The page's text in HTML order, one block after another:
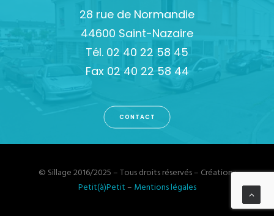
28 rue de Normandie
44600 Saint-Nazaire
Tél. 02 40 22 58 45
Fax 02 40 22 58 44
CONTACT
© Sillage 2016/2025 – Tous droits réservés – Création :
Petit(à)Petit – Mentions légales